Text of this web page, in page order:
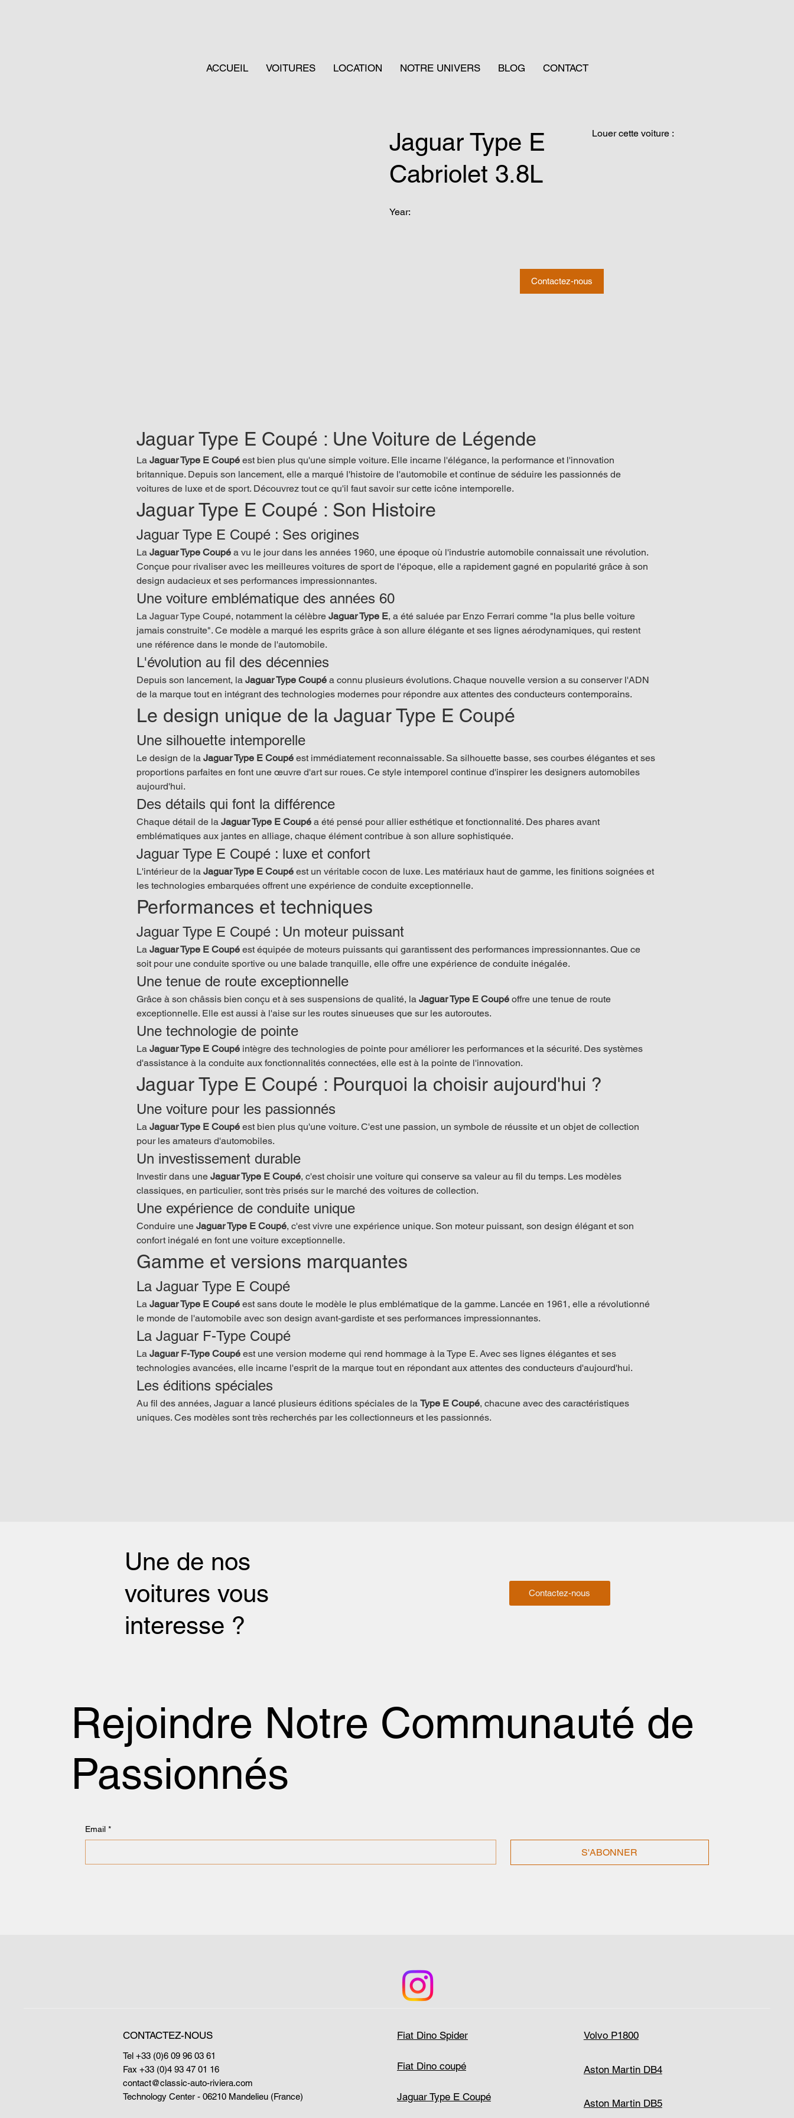
ACCUEIL VOITURES LOCATION NOTRE UNIVERS BLOG CONTACT
Jaguar Type E Coupé : Une Voiture de Légende
La Jaguar Type E Coupé est bien plus qu'une simple voiture. Elle incarne l'élégance, la performance et l'innovation
britannique. Depuis son lancement, elle a marqué l'histoire de l'automobile et continue de séduire les passionnés de
voitures de luxe et de sport. Découvrez tout ce qu'il faut savoir sur cette icône intemporelle.
Jaguar Type E Coupé : Son Histoire
Jaguar Type E Coupé : Ses origines
La Jaguar Type Coupé a vu le jour dans les années 1960, une époque où l'industrie automobile connaissait une révolution.
Conçue pour rivaliser avec les meilleures voitures de sport de l'époque, elle a rapidement gagné en popularité grâce à son
design audacieux et ses performances impressionnantes.
Une voiture emblématique des années 60
La Jaguar Type Coupé, notamment la célèbre Jaguar Type E, a été saluée par Enzo Ferrari comme "la plus belle voiture
jamais construite". Ce modèle a marqué les esprits grâce à son allure élégante et ses lignes aérodynamiques, qui restent
une référence dans le monde de l'automobile.
L'évolution au fil des décennies
Depuis son lancement, la Jaguar Type Coupé a connu plusieurs évolutions. Chaque nouvelle version a su conserver l'ADN
de la marque tout en intégrant des technologies modernes pour répondre aux attentes des conducteurs contemporains.
Le design unique de la Jaguar Type E Coupé
Une silhouette intemporelle
Le design de la Jaguar Type E Coupé est immédiatement reconnaissable. Sa silhouette basse, ses courbes élégantes et ses
proportions parfaites en font une œuvre d'art sur roues. Ce style intemporel continue d'inspirer les designers automobiles
aujourd'hui.
Des détails qui font la différence
Chaque détail de la Jaguar Type E Coupé a été pensé pour allier esthétique et fonctionnalité. Des phares avant
emblématiques aux jantes en alliage, chaque élément contribue à son allure sophistiquée.
Jaguar Type E Coupé : luxe et confort
L'intérieur de la Jaguar Type E Coupé est un véritable cocon de luxe. Les matériaux haut de gamme, les finitions soignées et
les technologies embarquées offrent une expérience de conduite exceptionnelle.
Performances et techniques
Jaguar Type E Coupé : Un moteur puissant
La Jaguar Type E Coupé est équipée de moteurs puissants qui garantissent des performances impressionnantes. Que ce
soit pour une conduite sportive ou une balade tranquille, elle offre une expérience de conduite inégalée.
Une tenue de route exceptionnelle
Grâce à son châssis bien conçu et à ses suspensions de qualité, la Jaguar Type E Coupé offre une tenue de route
exceptionnelle. Elle est aussi à l'aise sur les routes sinueuses que sur les autoroutes.
Une technologie de pointe
La Jaguar Type E Coupé intègre des technologies de pointe pour améliorer les performances et la sécurité. Des systèmes
d'assistance à la conduite aux fonctionnalités connectées, elle est à la pointe de l'innovation.
Jaguar Type E Coupé : Pourquoi la choisir aujourd'hui ?
Une voiture pour les passionnés
La Jaguar Type E Coupé est bien plus qu'une voiture. C'est une passion, un symbole de réussite et un objet de collection
pour les amateurs d'automobiles.
Un investissement durable
Investir dans une Jaguar Type E Coupé, c'est choisir une voiture qui conserve sa valeur au fil du temps. Les modèles
classiques, en particulier, sont très prisés sur le marché des voitures de collection.
Une expérience de conduite unique
Conduire une Jaguar Type E Coupé, c'est vivre une expérience unique. Son moteur puissant, son design élégant et son
confort inégalé en font une voiture exceptionnelle.
Gamme et versions marquantes
La Jaguar Type E Coupé
La Jaguar Type E Coupé est sans doute le modèle le plus emblématique de la gamme. Lancée en 1961, elle a révolutionné
le monde de l'automobile avec son design avant-gardiste et ses performances impressionnantes.
La Jaguar F-Type Coupé
La Jaguar F-Type Coupé est une version moderne qui rend hommage à la Type E. Avec ses lignes élégantes et ses
technologies avancées, elle incarne l'esprit de la marque tout en répondant aux attentes des conducteurs d'aujourd'hui.
Les éditions spéciales
Au fil des années, Jaguar a lancé plusieurs éditions spéciales de la Type E Coupé, chacune avec des caractéristiques
uniques. Ces modèles sont très recherchés par les collectionneurs et les passionnés.
Contactez-nous
Jaguar Type E
Cabriolet 3.8L
Year:
Louer cette voiture :
Une de nos
voitures vous
interesse ?
Contactez-nous
Rejoindre Notre Communauté de
Passionnés
Email *
S'ABONNER
Volvo P1800
Aston Martin DB4
Aston Martin DB5
Fiat Dino Spider
Jaguar Type E Coupé
Fiat Dino coupé
CONTACTEZ-NOUS
Tel +33 (0)6 09 96 03 61
Fax +33 (0)4 93 47 01 16
contact@classic-auto-riviera.com
Technology Center - 06210 Mandelieu (France)